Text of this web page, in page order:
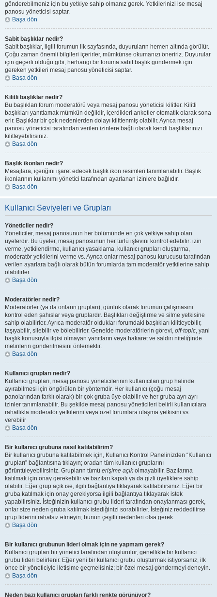
gönderebilmeniz için bu yetkiye sahip olmanız gerek. Yetkilerinizi ise mesaj
panosu yöneticisi saptar.
Başa dön
Sabit başlıklar nedir?
Sabit başlıklar, ilgili forumun ilk sayfasında, duyuruların hemen altında görülür.
Çoğu zaman önemli bilgileri içerirler, mümkünse okumanızı öneririz. Duyurular
için geçerli olduğu gibi, herhangi bir foruma sabit başlık göndermek için
gereken yetkileri mesaj panosu yöneticisi saptar.
Başa dön
Kilitli başlıklar nedir?
Bu başlıkları forum moderatörü veya mesaj panosu yöneticisi kilitler. Kilitli
başlıkları yanıtlamak mümkün değildir, içerdikleri anketler otomatik olarak sona
erir. Başlıklar bir çok nedenlerden dolayı kilitlenmiş olabilir. Ayrıca mesaj
panosu yöneticisi tarafından verilen izinlere bağlı olarak kendi başlıklarınızı
kilitleyebilirsiniz.
Başa dön
Başlık ikonları nedir?
Mesajlara, içeriğini işaret edecek başlık ikon resimleri tanımlanabilir. Başlık
ikonlarının kullanımı yönetici tarafından ayarlanan izinlere bağlıdır.
Başa dön
Kullanıcı Seviyeleri ve Grupları
Yöneticiler nedir?
Yöneticiler, mesaj panosunun her bölümünde en çok yetkiye sahip olan
üyelerdir. Bu üyeler, mesaj panosunun her türlü işlevini kontrol edebilir: izin
verme, yetkilendirme, kullanıcı yasaklama, kullanıcı grupları oluşturma,
moderatör yetkilerini verme vs. Ayrıca onlar mesaj panosu kurucusu tarafından
verilen ayarlara bağlı olarak bütün forumlarda tam moderatör yetkilerine sahip
olabilirler.
Başa dön
Moderatörler nedir?
Moderatörler (ya da onların grupları), günlük olarak forumun çalışmasını
kontrol eden şahıslar veya gruplardır. Başlıkları değiştirme ve silme yetkisine
sahip olabilirler. Ayrıca moderatör oldukları forumdaki başlıkları kilitleyebilir,
taşıyabilir, silebilir ve bölebilirler. Genelde moderatörlerin görevi, off-topic, yani
başlık konusuyla ilgisi olmayan yanıtların veya hakaret ve saldırı niteliğinde
metinlerin gönderilmesini önlemektir.
Başa dön
Kullanıcı grupları nedir?
Kullanıcı grupları, mesaj panosu yöneticilerinin kullanıcıları grup halinde
ayırabilmesi için öngörülen bir yöntemdir. Her kullanıcı (çoğu mesaj
panolarından farklı olarak) bir çok gruba üye olabilir ve her gruba ayrı ayrı
izinler tanımlanabilir. Bu şekilde mesaj panosu yöneticileri belirli kullanıcılara
rahatlıkla moderatör yetkilerini veya özel forumlara ulaşma yetkisini vs.
verebilir
Başa dön
Bir kullanıcı grubuna nasıl katılabilirim?
Bir kullanıcı grubuna katılabilmek için, Kullanıcı Kontrol Panelinizden “Kullanıcı
grupları” bağlantısına tıklayın; oradan tüm kullanıcı gruplarını
görüntüleyebilirsiniz. Grupların tümü erişime açıkolmayabilir. Bazılarına
katılmak için onay gerekebilir ve bazıları kapalı ya da gizli üyeliklere sahip
olabilir. Eğer grup açık ise, ilgili bağlantıya tıklayarak katılabilirsiniz. Eğer bir
gruba katılmak için onay gerekiyorsa ilgili bağlantıya tıklayarak istek
yapabilirsiniz. İsteğinizin kullanıcı grubu lideri tarafından onaylanması gerek,
onlar size neden gruba katılmak istediğinizi sorabilirler. İsteğiniz reddedilirse
grup liderini rahatsız etmeyin; bunun çeşitli nedenleri olsa gerek.
Başa dön
Bir kullanıcı grubunun lideri olmak için ne yapmam gerek?
Kullanıcı grupları bir yönetici tarafından oluşturulur, genellikle bir kullanıcı
grubu lideri belirlenir. Eğer yeni bir kullanıcı grubu oluşturmak istiyorsanız, ilk
önce bir yöneticiyle iletişime geçmelisiniz; bir özel mesaj göndermeyi deneyin.
Başa dön
Neden bazı kullanıcı grupları farklı renkte görünüyor?